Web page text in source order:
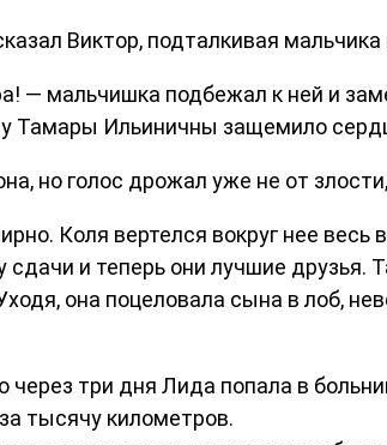
Виктор, подталкивая
— мальчишка подбежал к ней и
Тамары Ильиничны защемило
но голос дрожал уже не от
Коля вертелся вокруг нее
сдачи и теперь они лучшие
она поцеловала сына в лоб,
через три дня Лида попала в
тысячу километров.